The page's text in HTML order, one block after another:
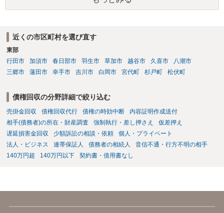
お勧めします。
近くの市区町村を選び直す
東部
行田市
加須市 春日部市 羽生市 草加市 越谷市 久喜市
八潮市
三郷市
蓮田市 幸手市 吉川市 白岡市 宮代町 杉戸町 松伏町
債権回収の分野詳細で絞り込む
売掛金回収 債権回収代行 債権の時効中断
内容証明作成送付
相手(債務者)の所在・財産調査
強制執行・差し押さえ
仮差押え
遅延損害金回収
少額訴訟の相談・依頼
個人・プライベート
法人・ビジネス
連帯保証人 債務者の相続人
音信不通・行方不明の相手
140万円超
140万円以下 契約書・借用書なし